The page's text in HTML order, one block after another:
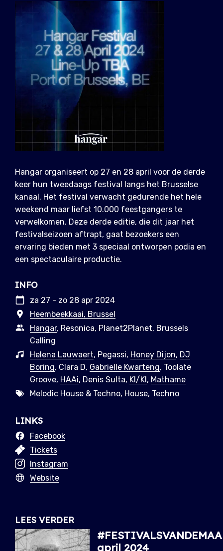
Hangar organiseert op 27 en 28 april voor de derde
keer hun tweedaags festival langs het Brusselse
kanaal. Het festival verwacht gedurende het hele
weekend maar liefst 10.000 feestgangers te
verwelkomen. Deze derde editie, die dit jaar het
festivalseizoen aftrapt, gaat bezoekers een
ervaring bieden met 3 speciaal ontworpen podia en
een spectaculaire productie.
INFO
za 27 - zo 28 apr 2024
Heembeekkaai, Brussel
Hangar, Resonica, Planet2Planet, Brussels
Calling
Helena Lauwaert, Pegassi, Honey Dijon, DJ
Boring, Clara D, Gabrielle Kwarteng, Toolate
Groove, HAAi, Denis Sulta, KI/KI, Mathame
Melodic House & Techno, House, Techno
LINKS
Facebook
Tickets
Instagram
Website
LEES VERDER
april 2024